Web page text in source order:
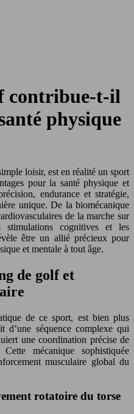
contribue-t-il
physique
loisir, est en réalité un sport
pour la santé physique et
endurance et stratégie,
unique. De la biomécanique
de la marche sur
cognitives et les
être un allié précieux pour
et mentale à tout âge.
de golf et
de ce sport, est bien plus
d’une séquence complexe qui
une coordination précise de
mécanique sophistiquée
musculaire global du
rotatoire du torse